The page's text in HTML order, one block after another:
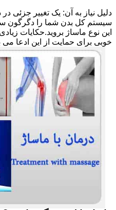
دلیل نیاز به آن: یک تغییر جزئی
سیستم کل بدن شما را دگرگون
این نوع ماساژ بروید.حکایات
خوبی برای حمایت از این ادعا می